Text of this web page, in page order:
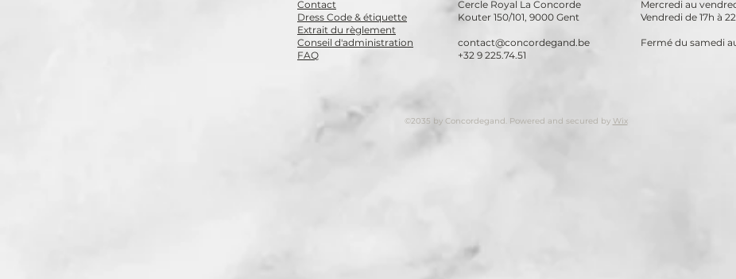
Contact
Dress Code & étiquette
Extrait du règlement
Conseil d'administration
FAQ
Mercredi au
Vendredi de 17h à
Fermé du samedi
Cercle Royal La Concorde
Kouter 150/101, 9000 Gent
contact@concordegand.be
+32 9 225.74.51
©2035 by Concordegand. Powered and secured by Wix